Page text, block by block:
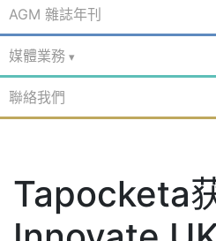
AGM 雜誌年刊
媒體業務
聯絡我們
Tapocketa